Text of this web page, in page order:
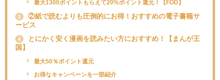
最大1300ポイントもらえて20%ポイント還元！【FOD】
3
②紙で読むよりも圧倒的にお得！おすすめの電子書籍サ
ービス
4
とにかく安く漫画を読みたい方におすすめ！【まんが王
国】
最大50％ポイント還元
お得なキャンペーンを一部紹介